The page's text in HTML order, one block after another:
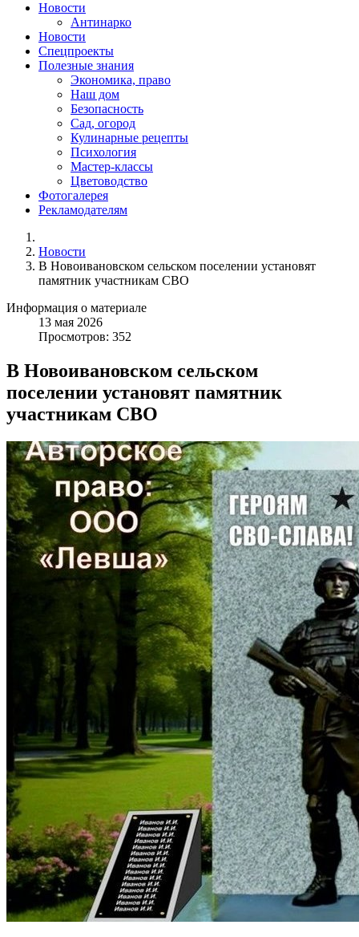
Новости
Антинарко
Новости
Спецпроекты
Полезные знания
Экономика, право
Наш дом
Безопасность
Сад, огород
Кулинарные рецепты
Психология
Мастер-классы
Цветоводство
Фотогалерея
Рекламодателям
Новости
В Новоивановском сельском поселении установят
памятник участникам СВО
Информация о материале
13 мая 2026
Просмотров: 352
В Новоивановском сельском
поселении установят памятник
участникам СВО